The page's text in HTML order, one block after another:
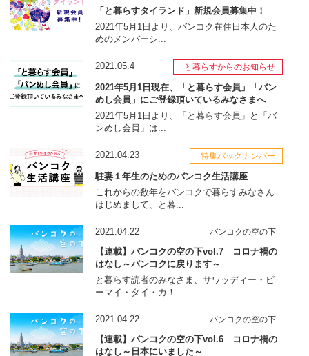
「と暮らすタイランド」新規会員募集中！
2021年5月1日より、バンコク在住日本人のた
めのメンバーシ...
2021.05.4 と暮らすからのお知らせ
2021年5月1日現在、「と暮らす会員」「バン
めし会員」にご登録頂いているみなさまへ
2021年5月1日より、「と暮らす会員」と「バ
ンめし会員」は...
2021.04.23 特集バックナンバー
駐妻１年生のためのバンコク生活講座
これからの数年をバンコクで暮らすみなさん
はじめまして、と暮...
2021.04.22 バンコクの空の下
【連載】バンコクの空の下vol.7 コロナ禍の
はなし～バンコクに戻ります～
と暮らす読者のみなさま、サワッディー・ピ
ーマイ・タイ・カ！ ...
2021.04.22 バンコクの空の下
【連載】バンコクの空の下vol.6 コロナ禍の
はなし～日本にいました～